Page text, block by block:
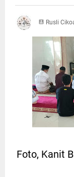
Rusli
Foto, Kanit